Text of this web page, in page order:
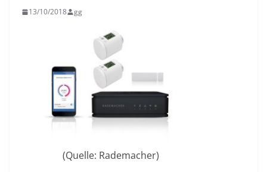
13/10/2018 gg
(Quelle: Rademacher)